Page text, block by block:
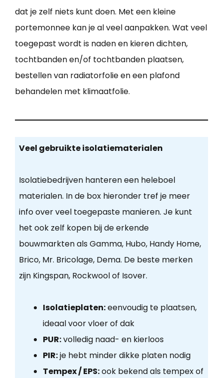
dat je zelf niets kunt doen. Met een kleine
portemonnee kan je al veel aanpakken. Wat veel
toegepast wordt is naden en kieren dichten,
tochtbanden en/of tochtbanden plaatsen,
bestellen van radiatorfolie en een plafond
behandelen met klimaatfolie.
Veel gebruikte isolatiematerialen
Isolatiebedrijven hanteren een heleboel
materialen. In de box hieronder tref je meer
info over veel toegepaste manieren. Je kunt
het ook zelf kopen bij de erkende
bouwmarkten als Gamma, Hubo, Handy Home,
Brico, Mr. Bricolage, Dema. De beste merken
zijn Kingspan, Rockwool of Isover.
Isolatieplaten:eenvoudig te plaatsen,
ideaal voor vloer of dak
PUR:volledig naad- en kierloos
PIR:je hebt minder dikke platen nodig
Tempex / EPS:ook bekend als tempex of